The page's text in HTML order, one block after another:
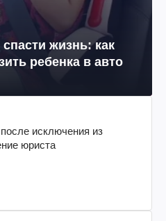
жизнь: как
ребенка в авто
исключения из
юриста